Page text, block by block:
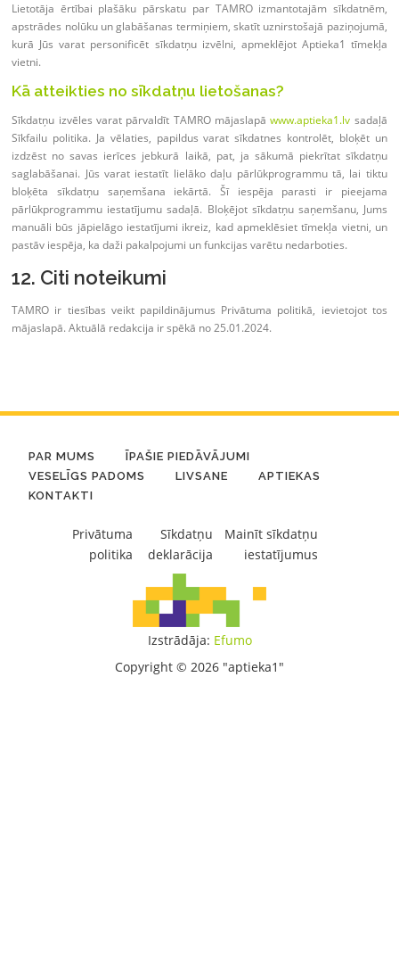
Lietotāja ērtībai plašāku pārskatu par TAMRO izmantotajām sīkdatnēm,
apstrādes nolūku un glabāšanas termiņiem, skatīt uznirstošajā paziņojumā,
kurā Jūs varat personificēt sīkdatņu izvēlni, apmeklējot Aptieka1 tīmekļa
vietni.
Kā atteikties no sīkdatņu lietošanas?
Sīkdatņu izvēles varat pārvaldīt TAMRO mājaslapāwww.aptieka1.lv sadaļā
Sīkfailu politika. Ja vēlaties, papildus varat sīkdatnes kontrolēt, bloķēt un
izdzēst no savas ierīces jebkurā laikā, pat, ja sākumā piekrītat sīkdatņu
saglabāšanai. Jūs varat iestatīt lielāko daļu pārlūkprogrammu tā, lai tiktu
bloķēta sīkdatņu saņemšana iekārtā. Šī iespēja parasti ir pieejama
pārlūkprogrammu iestatījumu sadaļā. Bloķējot sīkdatņu saņemšanu, Jums
manuāli būs jāpielāgo iestatījumi ikreiz, kad apmeklēsiet tīmekļa vietni, un
pastāv iespēja, ka daži pakalpojumi un funkcijas varētu nedarboties.
12. Citi noteikumi
TAMRO ir tiesības veikt papildinājumus Privātuma politikā, ievietojot tos
mājaslapā. Aktuālā redakcija ir spēkā no 25.01.2024.
PAR MUMS
ĪPAŠIE PIEDĀVĀJUMI
VESELĪGS PADOMS
LIVSANE
APTIEKAS
KONTAKTI
Privātuma
politika
Sīkdatņu
deklarācija
Mainīt sīkdatņu
iestatījumus
Izstrādāja: Efumo
Copyright © 2026 "aptieka1"